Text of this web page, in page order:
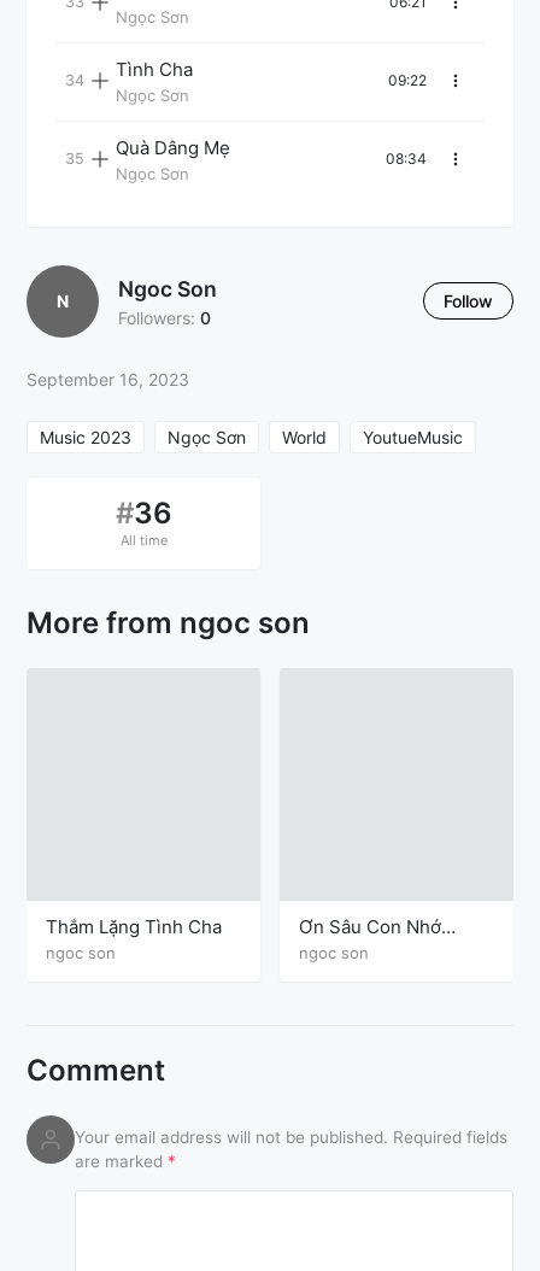
Ngọc Sơn
Tình Cha
Ngọc Sơn
09:22
Quà Dâng Mẹ
Ngọc Sơn
08:34
N Ngoc Son
Followers: 0
Follow
September 16, 2023
Music 2023 Ngọc Sơn World YoutueMusic
#36
All time
More from ngoc son
Thắm Lặng Tình Cha
ngoc son
Ơn Sâu Con Nhớ
(final)
ngoc son
Comment
Your email address will not be published. Required fields
are marked *